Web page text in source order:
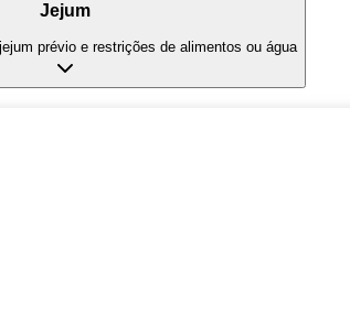
Jejum
prévio e restrições de alimentos ou água